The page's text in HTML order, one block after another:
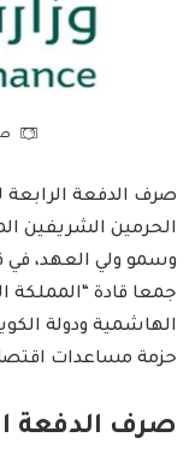
صرف الدفعة الرابعة
الحرمين الشريفين
جمعا قادة “المملكة
الهاشمية ودولة
حزمة مساعدات اقتصادية
صرف الدفعة